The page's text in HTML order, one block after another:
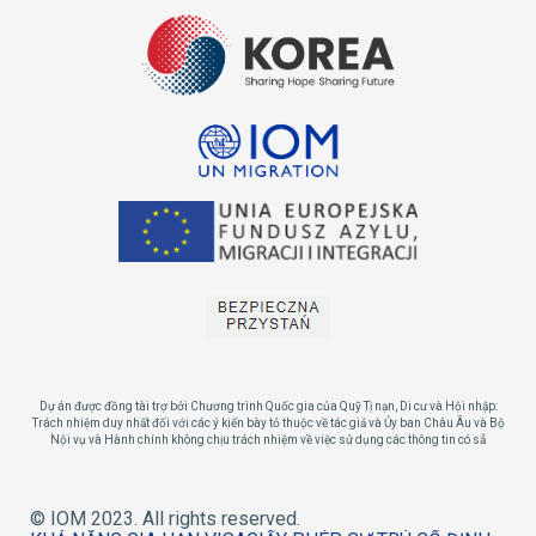
Dự án được đồng tài trợ bởi Chương trình Quốc gia của Quỹ Tị nạn, Di cư và Hội nhập:
Trách nhiệm duy nhất đối với các ý kiến ​​​​bày tỏ thuộc về tác giả và Ủy ban Châu Âu và Bộ
Nội vụ và Hành chính không chịu trách nhiệm về việc sử dụng các thông tin có sẵ
© IOM 2023. All rights reserved.